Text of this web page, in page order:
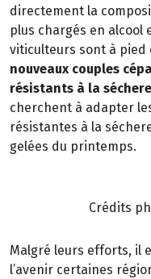
directement la
plus chargés en alcool
viticulteurs sont à
nouveaux couples
résistants à la
cherchent à adapter
résistantes à la
gelées du printemps.
Crédits
Malgré leurs efforts, il
l’avenir certaines